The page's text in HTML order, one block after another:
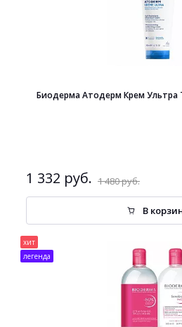
Биодерма Атодерм Крем Ультра
1 332 руб. 1 480 руб.
В
хит
легенда